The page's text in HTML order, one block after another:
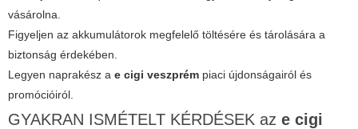
vásárolna.
Figyeljen az akkumulátorok megfelelő töltésére és tárolására a
biztonság érdekében.
Legyen naprakész a e cigi veszprém piaci újdonságairól és
promócióiról.
GYAKRAN ISMÉTELT KÉRDÉSEK az e cigi